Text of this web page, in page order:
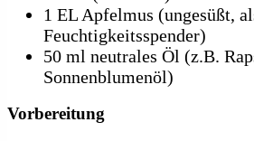
1 EL Apfelmus (ungesüßt,
Feuchtigkeitsspender)
50 ml neutrales Öl (z.B.
Sonnenblumenöl)
Vorbereitung